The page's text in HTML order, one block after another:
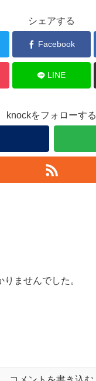
シェアする
Facebook
LINE
knockをフォローする
ませんでした。